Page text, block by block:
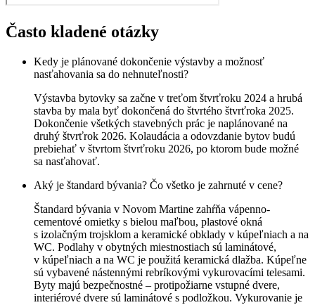
Často kladené otázky
Kedy je plánované dokončenie výstavby a možnosť
nasťahovania sa do nehnuteľnosti?
Výstavba bytovky sa začne v treťom štvrťroku 2024 a hrubá
stavba by mala byť dokončená do štvrtého štvrťroka 2025.
Dokončenie všetkých stavebných prác je naplánované na
druhý štvrťrok 2026. Kolaudácia a odovzdanie bytov budú
prebiehať v štvrtom štvrťroku 2026, po ktorom bude možné
sa nasťahovať.
Aký je štandard bývania? Čo všetko je zahrnuté v cene?
Štandard bývania v Novom Martine zahŕňa vápenno-
cementové omietky s bielou maľbou, plastové okná
s izolačným trojsklom a keramické obklady v kúpeľniach a na
WC. Podlahy v obytných miestnostiach sú laminátové,
v kúpeľniach a na WC je použitá keramická dlažba. Kúpeľne
sú vybavené nástennými rebríkovými vykurovacími telesami.
Byty majú bezpečnostné – protipožiarne vstupné dvere,
interiérové dvere sú laminátové s podložkou. Vykurovanie je